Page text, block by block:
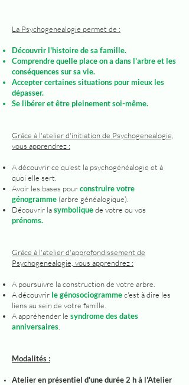
La Psychogenealogie permet de :
Découvrir l'histoire de sa famille.
Comprendre quelle place on a dans l'arbre et les
conséquences sur sa vie.
Accepter certaines situations pour mieux les
dépasser.
Se libérer et être pleinement soi-même.
Grâce à l'atelier d'initiation de Psychogenealogie,
vous apprendrez :
A découvrir ce qu'est la psychogénéalogie et à
quoi elle sert.
Avoir les bases pourconstruire votre
génogramme (arbre généalogique).
Découvrir lasymboliquede votre ou vos
prénoms.
Grâce à l'atelier d'approfondissement de
Psychogenealogie, vous apprendrez :
A poursuivre la construction de votre arbre.
A découvrir le génosociogrammec'est à dire les
liens au sein de votre famille.
A appréhender le syndrome des dates
anniversaires
Modalités :
Atelier en présentiel d'une durée 2 h à l'Atelier